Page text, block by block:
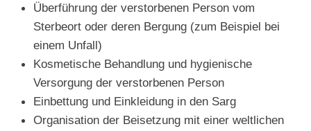
Überführung der verstorbenen Person vom
Sterbeort oder deren Bergung (zum Beispiel bei
einem Unfall)
Kosmetische Behandlung und hygienische
Versorgung der verstorbenen Person
Einbettung und Einkleidung in den Sarg
Organisation der Beisetzung mit einer weltlichen